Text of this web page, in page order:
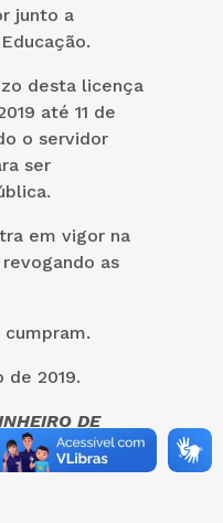
junto a
desta licença
até 11 de
o servidor
ser
em vigor na
as
de 2019.
DE